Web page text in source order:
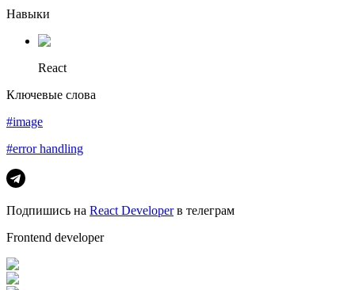
Навыки
React
Ключевые слова
#image
#error handling
Подпишись на React Developerв телеграм
Frontend developer